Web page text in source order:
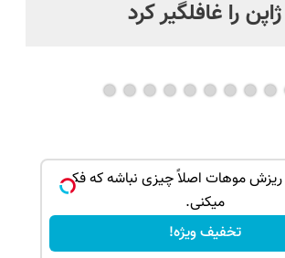
را غافلگیر کرد
ریزش موهات اصلاً چیزی نباشه که فکر
میکنی.
تخفیف ویژه!